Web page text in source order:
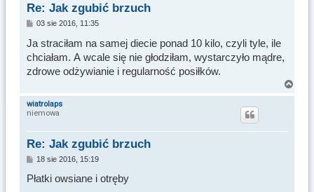
Re: Jak zgubić brzuch
P
s
t
03 sie 2016, 11:35
Ja straciłam na samej diecie ponad 10 kilo, czyli tyle, ile
chciałam. A wcale się nie głodziłam, wystarczyło mądre,
zdrowe odżywianie i regularność posiłków.
r
wiatrolaps
niemowa
Re: Jak zgubić brzuch
P
s
18 sie 2016, 15:19
Płatki owsiane i otręby